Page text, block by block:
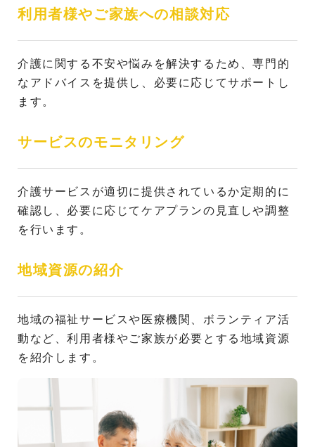
利用者様やご家族への相談対応
介護に関する不安や悩みを解決するため、専門的
なアドバイスを提供し、必要に応じてサポートし
ます。
サービスのモニタリング
介護サービスが適切に提供されているか定期的に
確認し、必要に応じてケアプランの見直しや調整
を行います。
地域資源の紹介
地域の福祉サービスや医療機関、ボランティア活
動など、利用者様やご家族が必要とする地域資源
を紹介します。